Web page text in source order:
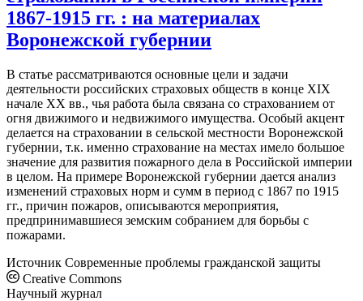
1867-1915 гг. : на материалах
Воронежской губернии
В статье рассматриваются основные цели и задачи
деятельности российских страховых обществ в конце XIX
начале XX вв., чья работа была связана со страхованием от
огня движимого и недвижимого имущества. Особый акцент
делается на страховании в сельской местности Воронежской
губернии, т.к. именно страхование на местах имело большое
значение для развития пожарного дела в Российской империи
в целом. На примере Воронежской губернии дается анализ
изменений страховых норм и сумм в период с 1867 по 1915
гг., причин пожаров, описываются мероприятия,
предпринимавшиеся земским собранием для борьбы с
пожарами.
Источник Современные проблемы гражданской защиты
Creative Commons
Научный журнал